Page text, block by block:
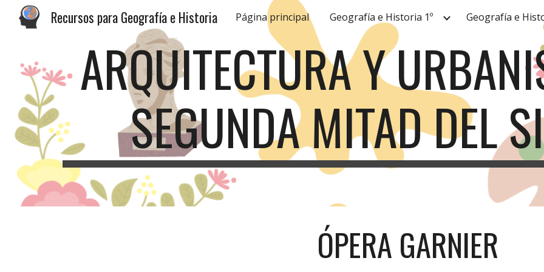
Skip to main content Skip to
Recursos para Geografía e Historia Página principal Geografía e Historia 1º Geografía e
ARQUITECTURA Y
SEGUNDA MITAD DEL
ÓPERA GARNIER